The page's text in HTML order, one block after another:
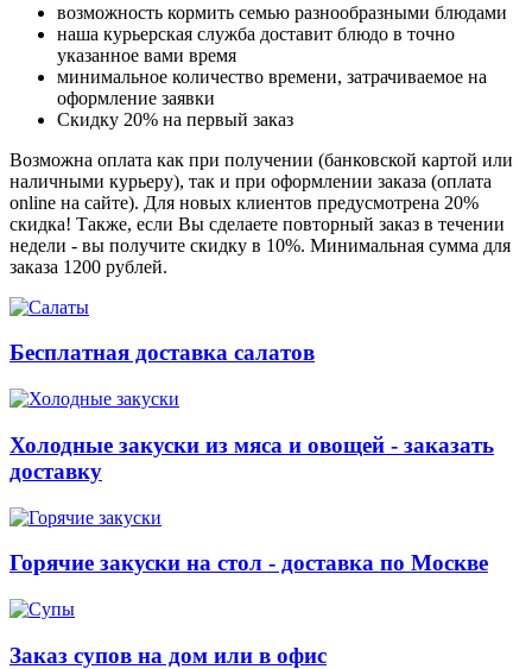
возможность кормить семью разнообразными блюдами
наша курьерская служба доставит блюдо в точно
указанное вами время
минимальное количество времени, затрачиваемое на
оформление заявки
Скидку 20% на первый заказ
Возможна оплата как при получении (банковской картой или
наличными курьеру), так и при оформлении заказа (оплата
online на сайте). Для новых клиентов предусмотрена 20%
скидка! Также, если Вы сделаете повторный заказ в течении
недели - вы получите скидку в 10%. Минимальная сумма для
заказа 1200 рублей.
Бесплатная доставка салатов
Холодные закуски из мяса и овощей - заказать
доставку
Горячие закуски на стол - доставка по Москве
Заказ супов на дом или в офис